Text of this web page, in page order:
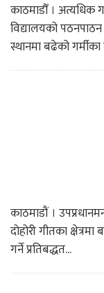
काठमाडौँ । अत्यधिक
विद्यालयको
स्थानमा बढेको
काठमाडौं ।
दोहोरी गीतका
गर्ने प्रतिबद्धत...